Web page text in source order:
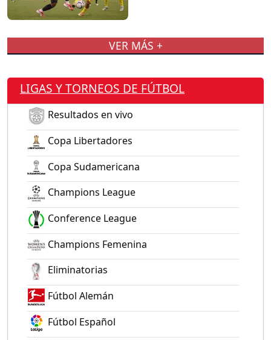
VER MÁS +
LIGAS Y TORNEOS DE FÚTBOL
Resultados en vivo
Copa Libertadores
Copa Sudamericana
Champions League
Conference League
Champions Femenina
Eliminatorias
Fútbol Alemán
Fútbol Español